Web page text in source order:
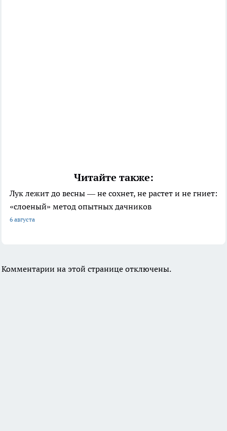
Читайте также:
Лук лежит до весны — не сохнет, не растет и не гниет:
«слоеный» метод опытных дачников
6 августа
Комментарии на этой странице отключены.